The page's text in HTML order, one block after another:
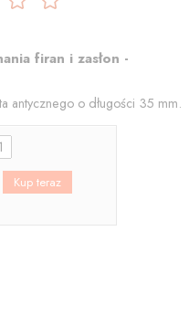
firan i zasłon -
antycznego o długości 35 mm.